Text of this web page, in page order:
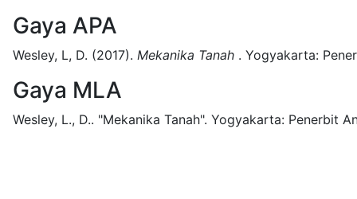
Gaya APA
Wesley, L, D. (2017). Mekanika Tanah . Yogyakarta:
Gaya MLA
Wesley, L., D.. "Mekanika Tanah". Yogyakarta: Penerbit